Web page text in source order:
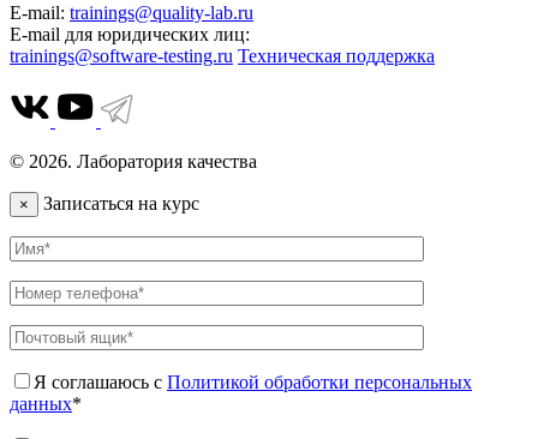
E-mail: trainings@quality-lab.ru
E-mail для юридических лиц:
trainings@software-testing.ru Техническая поддержка
© 2026. Лаборатория качества
× Записаться на курс
Я соглашаюсь с Политикой обработки персональных
данных*